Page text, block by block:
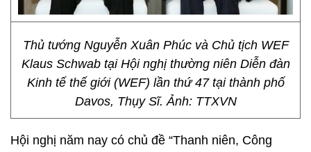
Thủ tướng Nguyễn Xuân Phúc và Chủ tịch WEF
Klaus Schwab tại Hội nghị thường niên Diễn đàn
Kinh tế thế giới (WEF) lần thứ 47 tại thành phố
Davos, Thụy Sĩ. Ảnh: TTXVN
Hội nghị năm nay có chủ đề “Thanh niên, Công